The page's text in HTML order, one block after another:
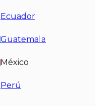
Ecuador
Guatemala
México
Perú